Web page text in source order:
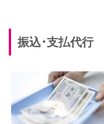
振込･支払代行